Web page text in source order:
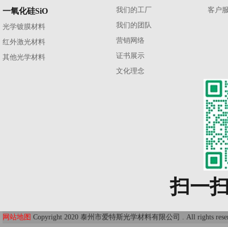
一氧化硅SiO
光学镀膜材料
红外激光材料
其他光学材料
我们的工厂
我们的团队
营销网络
证书展示
文化理念
客户
扫一
网站地图 Copyright 2020 泰州市爱特斯光学材料有限公司 . All rights